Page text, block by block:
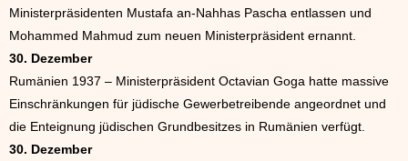
Ministerpräsidenten Mustafa an-Nahhas Pascha entlassen und
Mohammed Mahmud zum neuen Ministerpräsident ernannt.
30. Dezember
Rumänien 1937 – Ministerpräsident Octavian Goga hatte massive
Einschränkungen für jüdische Gewerbetreibende angeordnet und
die Enteignung jüdischen Grundbesitzes in Rumänien verfügt.
30. Dezember